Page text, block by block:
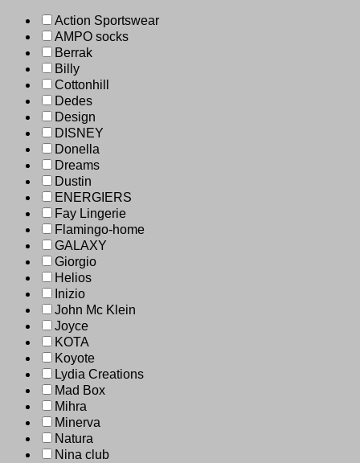
Action Sportswear
AMPO socks
Berrak
Billy
Cottonhill
Dedes
Design
DISNEY
Donella
Dreams
Dustin
ENERGIERS
Fay Lingerie
Flamingo-home
GALAXY
Giorgio
Helios
Inizio
John Mc Klein
Joyce
KOTA
Koyote
Lydia Creations
Mad Box
Mihra
Minerva
Natura
Nina club